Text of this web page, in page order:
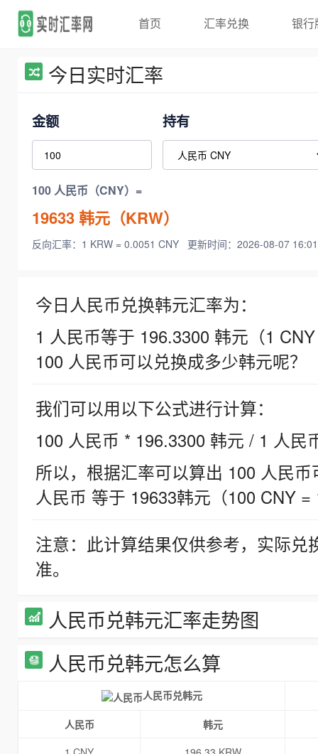
首页 汇率兑换 银行
今日实时汇率
金额 持有
100 人民币（CNY）=
19633韩元（KRW）
反向汇率：1 KRW = 0.0051 CNY 更新时间：2026-08-07
今日人民币兑换韩元汇率为：
1 人民币等于 196.3300 韩元（1
100 人民币可以兑换成多少韩元呢？
我们可以用以下公式进行计算：
100 人民币 * 196.3300 韩元 / 1 人民
所以，根据汇率可以算出 100 人民
人民币 等于 19633韩元（100 CNY =
注意：此计算结果仅供参考，实际
准。
人民币兑韩元汇率走势图
人民币兑韩元怎么算
人民币兑韩元
人民币
韩元